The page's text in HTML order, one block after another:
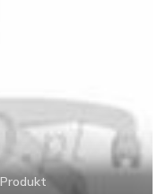
Produkt